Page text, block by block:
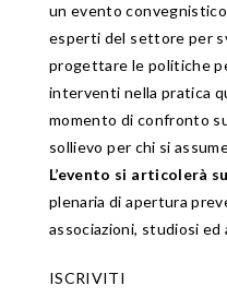
un evento
esperti del settore per
progettare le politiche
interventi nella pratica
momento di confronto
sollievo per chi si
L’evento si articolerà
plenaria di apertura
associazioni, studiosi ed
ISCRIVITI